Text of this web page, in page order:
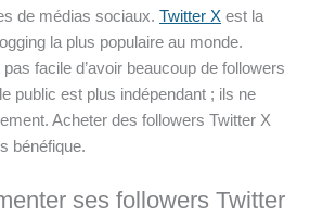
de médias sociaux. Twitter X est la
la plus populaire au monde.
facile d’avoir beaucoup de followers
public est plus indépendant ; ils ne
Acheter des followers Twitter X
bénéfique.
ses followers Twitter